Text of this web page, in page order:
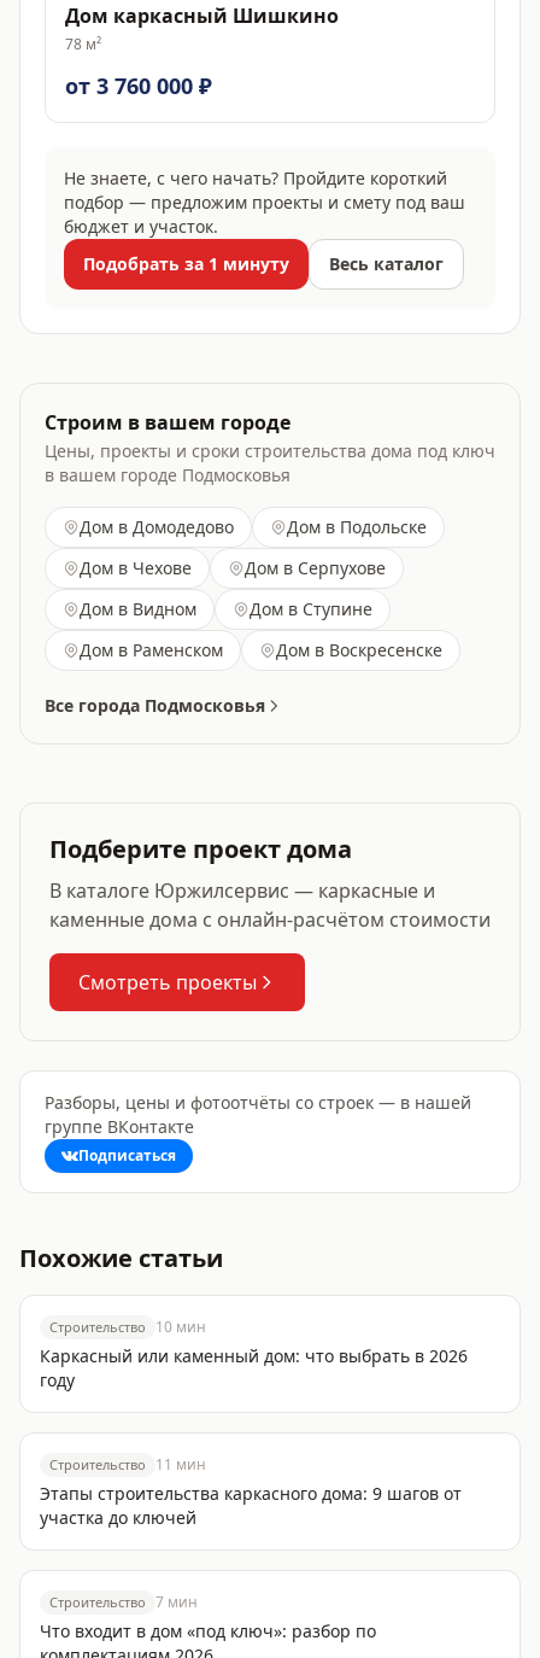
Дом каркасный Шишкино
78 м²
от 3 760 000 ₽
Не знаете, с чего начать? Пройдите короткий
подбор — предложим проекты и смету под ваш
бюджет и участок.
Подобрать за 1 минуту
Весь каталог
Строим в вашем городе
Цены, проекты и сроки строительства дома под ключ
в вашем городе Подмосковья
Дом в Домодедово Дом в Подольске
Дом в Чехове Дом в Серпухове
Дом в Видном Дом в Ступине
Дом в Раменском Дом в Воскресенске
Все города Подмосковья
Подберите проект дома
В каталоге Юржилсервис — каркасные и
каменные дома с онлайн-расчётом стоимости
Смотреть проекты
Разборы, цены и фотоотчёты со строек — в нашей
группе ВКонтакте
Подписаться
Похожие статьи
Строительство 10 мин
Каркасный или каменный дом: что выбрать в 2026
году
Строительство 11 мин
Этапы строительства каркасного дома: 9 шагов от
участка до ключей
Строительство 7 мин
Что входит в дом «под ключ»: разбор по